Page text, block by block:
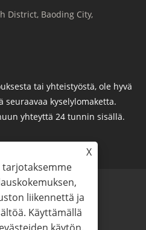
District, Baoding City,
tai yhteistyöstä, ole hyvä
seuraavaa kyselylomaketta.
yhteyttä 24 tunnin sisällä.
XML Tietosuojakäytäntö
X
tarjotaksemme
liikennettä ja
Käyttämällä